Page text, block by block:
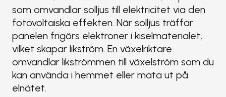
som omvandlar solljus till elektricitet via den
fotovoltaiska effekten. När solljus träffar
panelen frigörs elektroner i kiselmaterialet,
vilket skapar likström. En växelriktare
omvandlar likströmmen till växelström som du
kan använda i hemmet eller mata ut på
elnätet.